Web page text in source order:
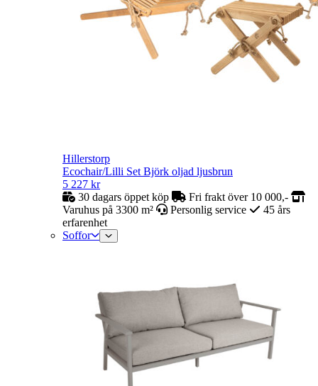
Hillerstorp
Ecochair/Lilli Set Björk oljad ljusbrun
5 227 kr
30 dagars öppet köp
Fri frakt över 10 000,-
Varuhus på 3300 m²
Personlig service
45 års
erfarenhet
Soffor